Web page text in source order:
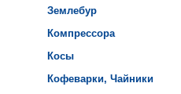
Землебур
Компрессора
Косы
Кофеварки, Чайники